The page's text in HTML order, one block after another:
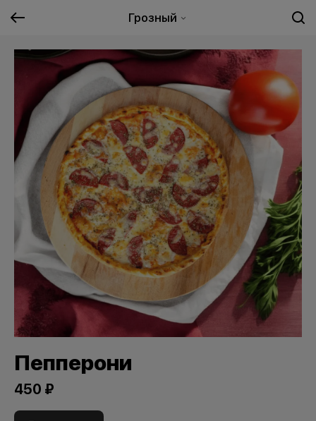
Грозный
Пепперони
450 ₽